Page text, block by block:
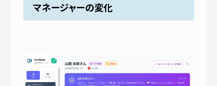
マネージャーの変化